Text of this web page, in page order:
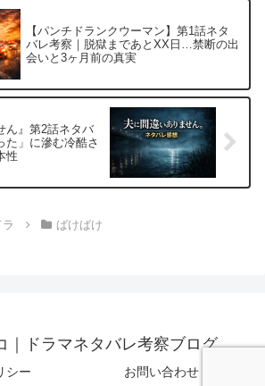
【パンチドランクウーマン】第1話ネタ
バレ考察｜脱獄まであとXX日…禁断の出
会いと3ヶ月前の真実
ん』第2話ネタバ
た」に滲む冷酷さ
性
ばけばけ
｜ドラマネタバレ考察ブログ
シー お問い合わせ